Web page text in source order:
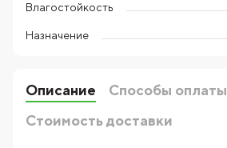
Влагостойкость
Назначение
Описание
Способы оплаты
Стоимость доставки